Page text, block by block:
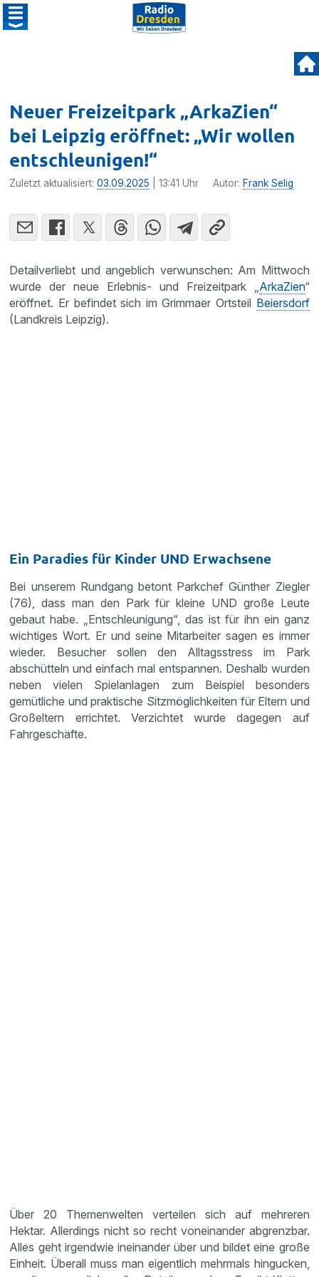
Neuer Freizeitpark „ArkaZien“
bei Leipzig eröffnet: „Wir wollen
entschleunigen!“
Zuletzt aktualisiert:03.09.2025 | 13:41 Uhr Autor: Frank Selig
Detailverliebt und angeblich verwunschen: Am Mittwoch
wurde der neue Erlebnis- und Freizeitpark „ArkaZien“
eröffnet. Er befindet sich im Grimmaer Ortsteil Beiersdorf
(Landkreis Leipzig).
Ein Paradies für Kinder UND Erwachsene
Bei unserem Rundgang betont Parkchef Günther Ziegler
(76), dass man den Park für kleine UND große Leute
gebaut habe. „Entschleunigung“, das ist für ihn ein ganz
wichtiges Wort. Er und seine Mitarbeiter sagen es immer
wieder. Besucher sollen den Alltagsstress im Park
abschütteln und einfach mal entspannen. Deshalb wurden
neben vielen Spielanlagen zum Beispiel besonders
gemütliche und praktische Sitzmöglichkeiten für Eltern und
Großeltern errichtet. Verzichtet wurde dagegen auf
Fahrgeschäfte.
Über 20 Themenwelten verteilen sich auf mehreren
Hektar. Allerdings nicht so recht voneinander abgrenzbar.
Alles geht irgendwie ineinander über und bildet eine große
Einheit. Überall muss man eigentlich mehrmals hingucken,